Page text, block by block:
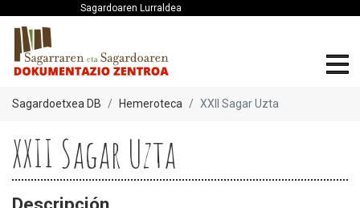
Sagardoaren Lurraldea
Sagardoetxea DB Hemeroteca XXII Sagar Uzta
XXII Sagar Uzta
Descripción